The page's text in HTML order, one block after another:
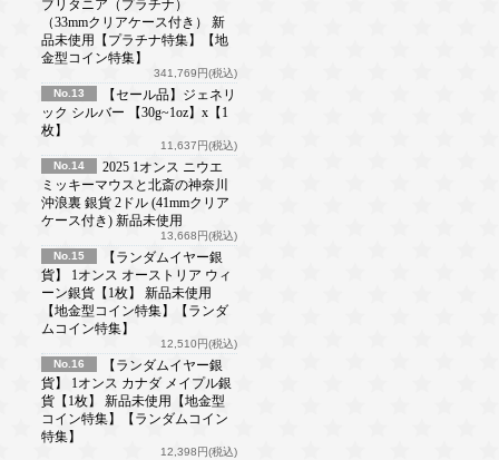
ブリタニア（プラチナ）
（33mmクリアケース付き） 新
品未使用【プラチナ特集】【地
金型コイン特集】
341,769円(税込)
No.13
【セール品】ジェネリ
ック シルバー 【30g~1oz】x【1
枚】
11,637円(税込)
No.14
2025 1オンス ニウエ
ミッキーマウスと北斎の神奈川
沖浪裏 銀貨 2ドル (41mmクリア
ケース付き) 新品未使用
13,668円(税込)
No.15
【ランダムイヤー銀
貨】 1オンス オーストリア ウィ
ーン銀貨【1枚】 新品未使用
【地金型コイン特集】【ランダ
ムコイン特集】
12,510円(税込)
No.16
【ランダムイヤー銀
貨】 1オンス カナダ メイプル銀
貨【1枚】 新品未使用【地金型
コイン特集】【ランダムコイン
特集】
12,398円(税込)